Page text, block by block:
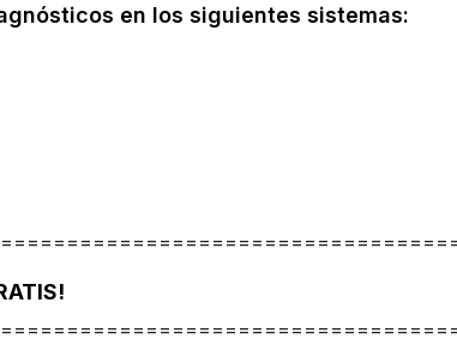
en los siguientes sistemas: